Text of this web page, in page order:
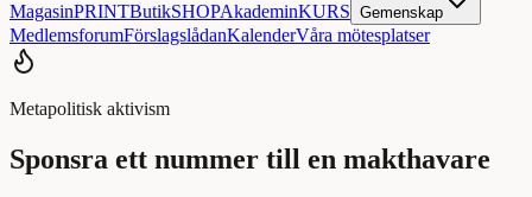
MagasinPRINTButikSHOPAkademinKURS Gemenskap
MedlemsforumFörslagslådanKalenderVåra mötesplatser
Metapolitisk aktivism
Sponsra ett nummer till en makthavare